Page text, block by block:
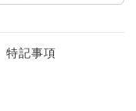
特記事項